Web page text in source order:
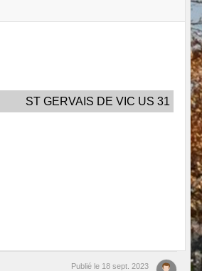
ST GERVAIS DE VIC US 31
Publié le 18 sept. 2023